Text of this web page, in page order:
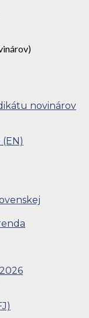
novinárov